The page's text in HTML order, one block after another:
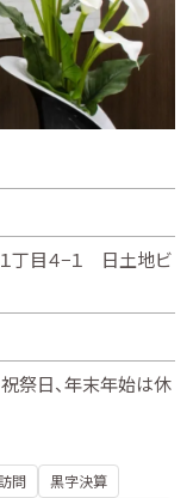
丁目４−１ 日土地ビ
祭日、年末年始は休
問
黒字決算